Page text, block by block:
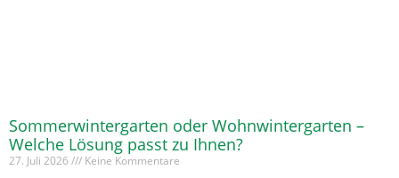
Sommerwintergarten oder Wohnwintergarten –
Welche Lösung passt zu Ihnen?
27. Juli 2026 Keine Kommentare